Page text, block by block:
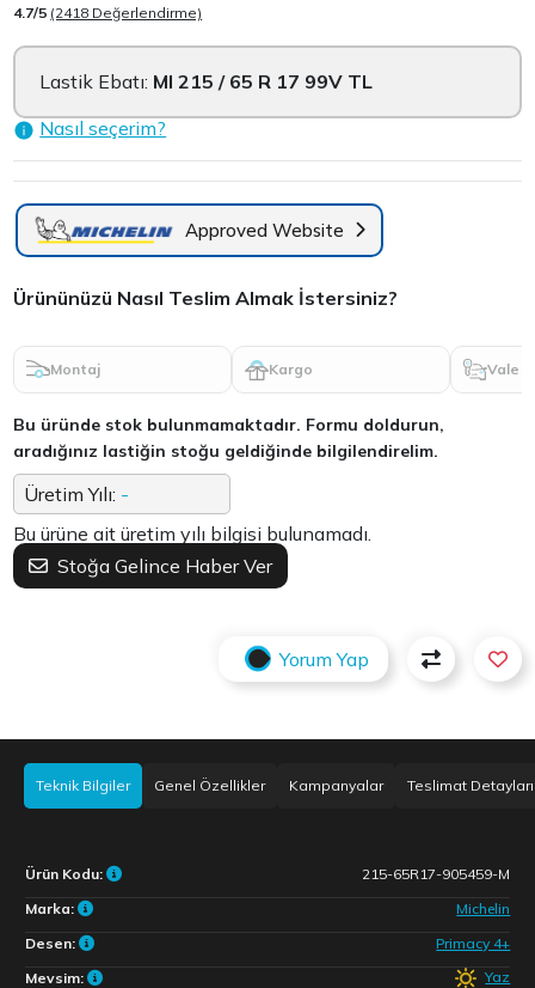
4.7/5 (2418 Değerlendirme)
Lastik Ebatı: MI 215 / 65 R 17 99V TL
Nasıl seçerim?
Approved Website
Ürününüzü Nasıl Teslim Almak İstersiniz?
Montaj Kargo Vale
Bu üründe stok bulunmamaktadır. Formu doldurun,
aradığınız lastiğin stoğu geldiğinde bilgilendirelim.
Üretim Yılı: -
Bu ürüne ait üretim yılı bilgisi bulunamadı.
Stoğa Gelince Haber Ver
Yorum Yap
Teknik Bilgiler Genel Özellikler Kampanyalar Teslimat Detayları
Ürün Kodu:
215-65R17-905459-M
Marka:
Michelin
Desen:
Primacy 4+
Mevsim:
Yaz